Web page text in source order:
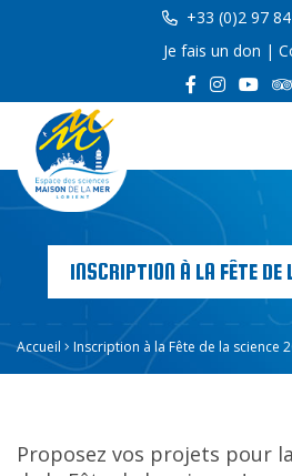
+33 (0)2 97
Je fais un don |
INSCRIPTION À LA FÊTE
Accueil Inscription à la Fête de la science
Proposez vos projets pour